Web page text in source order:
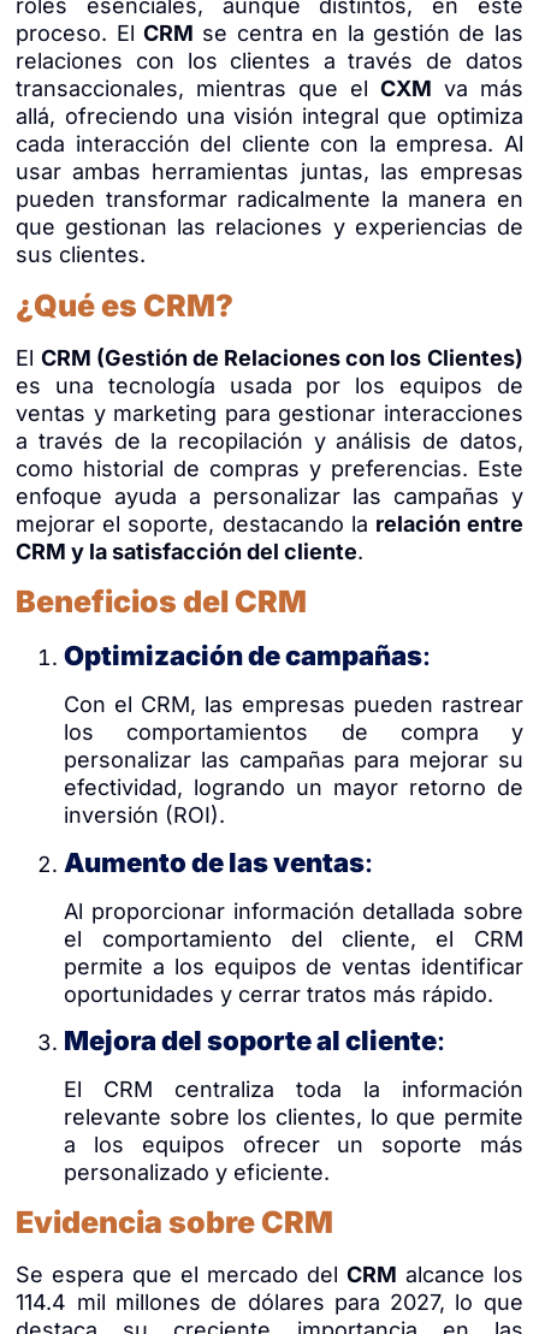
roles esenciales, aunque distintos, en este
proceso. ElCRM se centra en la gestión de las
relaciones con los clientes a través de datos
transaccionales, mientras que el CXM va más
allá, ofreciendo una visión integral que optimiza
cada interacción del cliente con la empresa. Al
usar ambas herramientas juntas, las empresas
pueden transformar radicalmente la manera en
que gestionan las relaciones y experiencias de
sus clientes.
¿Qué es CRM?
El CRM (Gestión de Relaciones con los Clientes)
es una tecnología usada por los equipos de
ventas y marketing para gestionar interacciones
a través de la recopilación y análisis de datos,
como historial de compras y preferencias. Este
enfoque ayuda a personalizar las campañas y
mejorar el soporte, destacando la relación entre
CRM y la satisfacción del cliente.
Beneficios del CRM
Optimización de campañas:
Con el CRM, las empresas pueden rastrear
los comportamientos de compra y
personalizar las campañas para mejorar su
efectividad, logrando un mayor retorno de
inversión (ROI).
Aumento de las ventas:
Al proporcionar información detallada sobre
el comportamiento del cliente, el CRM
permite a los equipos de ventas identificar
oportunidades y cerrar tratos más rápido.
Mejora del soporte al cliente:
El CRM centraliza toda la información
relevante sobre los clientes, lo que permite
a los equipos ofrecer un soporte más
personalizado y eficiente.
Evidencia sobre CRM
Se espera que el mercado del CRM alcance los
114.4 mil millones de dólares para 2027, lo que